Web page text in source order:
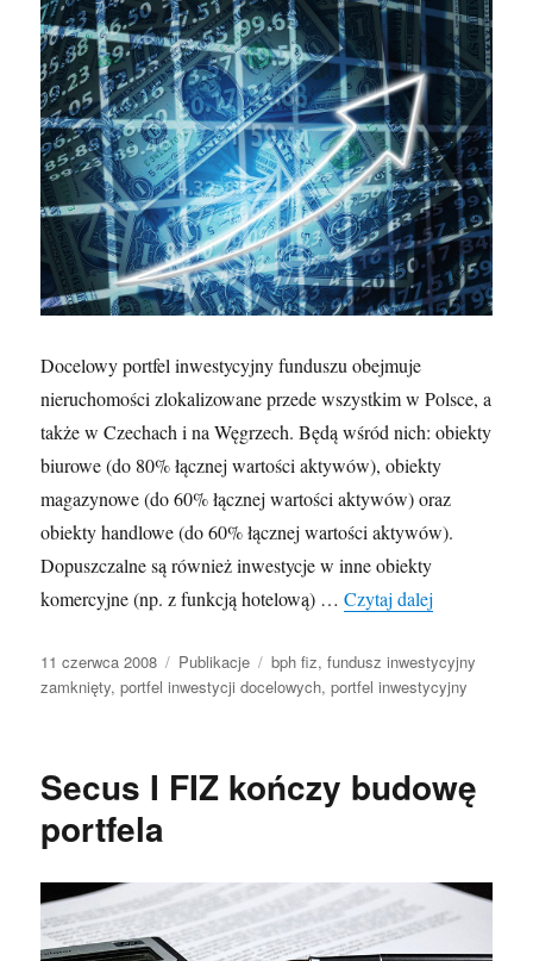
Docelowy portfel inwestycyjny funduszu obejmuje
nieruchomości zlokalizowane przede wszystkim w Polsce, a
także w Czechach i na Węgrzech. Będą wśród nich: obiekty
biurowe (do 80% łącznej wartości aktywów), obiekty
magazynowe (do 60% łącznej wartości aktywów) oraz
obiekty handlowe (do 60% łącznej wartości aktywów).
Dopuszczalne są również inwestycje w inne obiekty
komercyjne (np. z funkcją hotelową) …Czytaj dalej
Opublikowano
11 czerwca 2008 Kategorie
Publikacje Tagi
bph fiz,fundusz inwestycyjny
zamknięty,portfel inwestycji docelowych,portfel inwestycyjny
Secus I FIZ kończy budowę
portfela